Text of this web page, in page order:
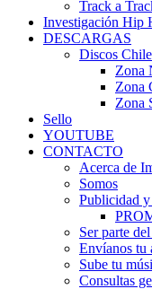
Track a
Investigación Hip
DESCARGAS
Discos
Zona
Zona
Zona
Sello
YOUTUBE
CONTACTO
Acerca de
Somos
Publicidad
Ser parte
Envíanos tu
Sube tu
Consultas